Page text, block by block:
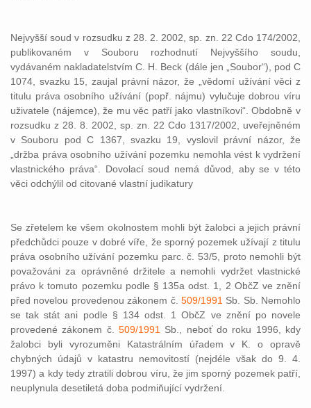
Nejvyšší soud v rozsudku z 28. 2. 2002, sp. zn. 22 Cdo 174/2002,
publikovaném v Souboru rozhodnutí Nejvyššího soudu,
vydávaném nakladatelstvím C. H. Beck (dále jen „Soubor“), pod C
1074, svazku 15, zaujal právní názor, že „vědomí užívání věci z
titulu práva osobního užívání (popř. nájmu) vylučuje dobrou víru
uživatele (nájemce), že mu věc patří jako vlastníkovi“. Obdobně v
rozsudku z 28. 8. 2002, sp. zn. 22 Cdo 1317/2002, uveřejněném
v Souboru pod C 1367, svazku 19, vyslovil právní názor, že
„držba práva osobního užívání pozemku nemohla vést k vydržení
vlastnického práva“. Dovolací soud nemá důvod, aby se v této
věci odchýlil od citované vlastní judikatury
Se zřetelem ke všem okolnostem mohli být žalobci a jejich právní
předchůdci pouze v dobré víře, že sporný pozemek užívají z titulu
práva osobního užívání pozemku parc. č. 53/5, proto nemohli být
považováni za oprávněné držitele a nemohli vydržet vlastnické
právo k tomuto pozemku podle § 135a odst. 1, 2 ObčZ ve znění
před novelou provedenou zákonem č. 509/1991 Sb. Sb. Nemohlo
se tak stát ani podle § 134 odst. 1 ObčZ ve znění po novele
provedené zákonem č. 509/1991
Sb., neboť do roku 1996, kdy
žalobci byli vyrozuměni Katastrálním úřadem v K. o opravě
chybných údajů v katastru nemovitostí (nejdéle však do 9. 4.
1997) a kdy tedy ztratili dobrou víru, že jim sporný pozemek patří,
neuplynula desetiletá doba podmiňující vydržení.